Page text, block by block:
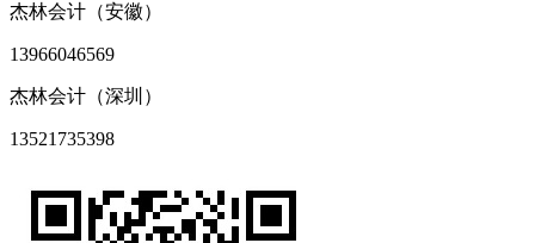
杰林会计（安徽）
13966046569
杰林会计（深圳）
13521735398